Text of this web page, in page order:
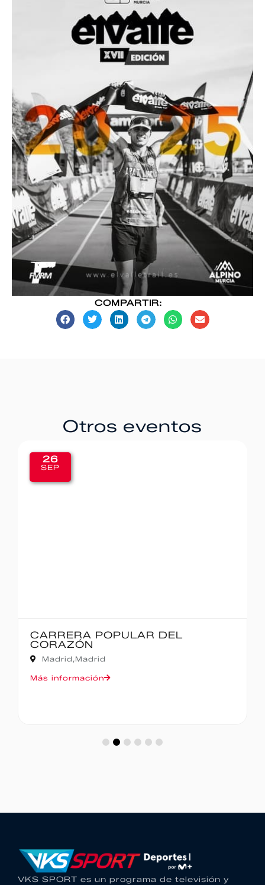
COMPARTIR:
Otros eventos
IBERCAJA MADRID CORRE
MADRID – 10K
Madrid,
Más información
VKS SPORT es un programa de televisión y